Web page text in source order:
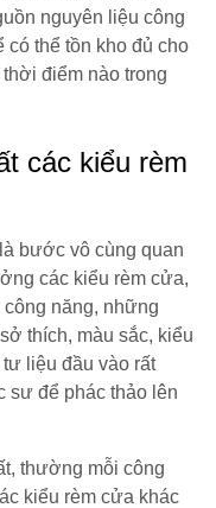
nguyên liệu công
thể tồn kho đủ cho
điểm nào trong
các kiểu rèm
bước vô cùng quan
các kiểu rèm cửa,
năng, những
thích, màu sắc, kiểu
liệu đầu vào rất
sư để phác thảo lên
thường mỗi công
kiểu rèm cửa khác